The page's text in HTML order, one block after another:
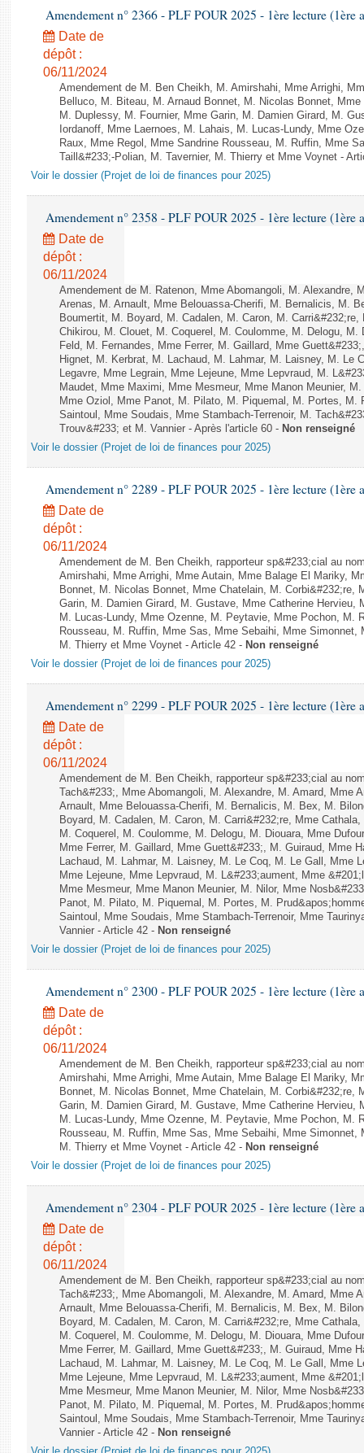
Amendement n° 2366 - PLF POUR 2025 - 1ère lecture (1ère
Date de
dépôt :
06/11/2024
Amendement de M. Ben Cheikh, M. Amirshahi, Mme Arrighi,
Belluco, M. Biteau, M. Arnaud Bonnet, M. Nicolas Bonnet,
M. Duplessy, M. Fournier, Mme Garin, M. Damien Girard, M.
Iordanoff, Mme Laernoes, M. Lahais, M. Lucas-Lundy, Mme
Raux, Mme Regol, Mme Sandrine Rousseau, M. Ruffin, Mme
Taill&#233;-Polian, M. Tavernier, M. Thierry et Mme Voynet -
Voir le dossier (Projet de loi de finances pour 2025)
Amendement n° 2358 - PLF POUR 2025 - 1ère lecture (1ère
Date de
dépôt :
06/11/2024
Amendement de M. Ratenon, Mme Abomangoli, M. Alexandre,
Arenas, M. Arnault, Mme Belouassa-Cherifi, M. Bernalicis, M.
Boumertit, M. Boyard, M. Cadalen, M. Caron, M.
Chikirou, M. Clouet, M. Coquerel, M. Coulomme, M. Delogu, M.
Feld, M. Fernandes, Mme Ferrer, M. Gaillard, Mme
Hignet, M. Kerbrat, M. Lachaud, M. Lahmar, M. Laisney, M. Le
Legavre, Mme Legrain, Mme Lejeune, Mme Lepvraud, M.
Maudet, Mme Maximi, Mme Mesmeur, Mme Manon Meunier,
Mme Oziol, Mme Panot, M. Pilato, M. Piquemal, M. Portes, M.
Saintoul, Mme Soudais, Mme Stambach-Terrenoir, M.
Trouv&#233; et M. Vannier - Après l'article 60 - Non renseigné
Voir le dossier (Projet de loi de finances pour 2025)
Amendement n° 2289 - PLF POUR 2025 - 1ère lecture (1ère
Date de
dépôt :
06/11/2024
Amendement de M. Ben Cheikh, rapporteur sp&#233;cial au
Amirshahi, Mme Arrighi, Mme Autain, Mme Balage El Mariky,
Bonnet, M. Nicolas Bonnet, Mme Chatelain, M. Corbi&#232;re,
Garin, M. Damien Girard, M. Gustave, Mme Catherine Hervieu,
M. Lucas-Lundy, Mme Ozenne, M. Peytavie, Mme Pochon, M.
Rousseau, M. Ruffin, Mme Sas, Mme Sebaihi, Mme Simonnet,
M. Thierry et Mme Voynet - Article 42 - Non renseigné
Voir le dossier (Projet de loi de finances pour 2025)
Amendement n° 2299 - PLF POUR 2025 - 1ère lecture (1ère
Date de
dépôt :
06/11/2024
Amendement de M. Ben Cheikh, rapporteur sp&#233;cial au
Tach&#233;, Mme Abomangoli, M. Alexandre, M. Amard, Mme
Arnault, Mme Belouassa-Cherifi, M. Bernalicis, M. Bex, M.
Boyard, M. Cadalen, M. Caron, M. Carri&#232;re, Mme
M. Coquerel, M. Coulomme, M. Delogu, M. Diouara, Mme
Mme Ferrer, M. Gaillard, Mme Guett&#233;, M. Guiraud, Mme
Lachaud, M. Lahmar, M. Laisney, M. Le Coq, M. Le Gall, Mme
Mme Lejeune, Mme Lepvraud, M. L&#233;aument, Mme
Mme Mesmeur, Mme Manon Meunier, M. Nilor, Mme
Panot, M. Pilato, M. Piquemal, M. Portes, M.
Saintoul, Mme Soudais, Mme Stambach-Terrenoir, Mme
Vannier - Article 42 - Non renseigné
Voir le dossier (Projet de loi de finances pour 2025)
Amendement n° 2300 - PLF POUR 2025 - 1ère lecture (1ère
Date de
dépôt :
06/11/2024
Amendement de M. Ben Cheikh, rapporteur sp&#233;cial au
Amirshahi, Mme Arrighi, Mme Autain, Mme Balage El Mariky,
Bonnet, M. Nicolas Bonnet, Mme Chatelain, M. Corbi&#232;re,
Garin, M. Damien Girard, M. Gustave, Mme Catherine Hervieu,
M. Lucas-Lundy, Mme Ozenne, M. Peytavie, Mme Pochon, M.
Rousseau, M. Ruffin, Mme Sas, Mme Sebaihi, Mme Simonnet,
M. Thierry et Mme Voynet - Article 42 - Non renseigné
Voir le dossier (Projet de loi de finances pour 2025)
Amendement n° 2304 - PLF POUR 2025 - 1ère lecture (1ère
Date de
dépôt :
06/11/2024
Amendement de M. Ben Cheikh, rapporteur sp&#233;cial au
Tach&#233;, Mme Abomangoli, M. Alexandre, M. Amard, Mme
Arnault, Mme Belouassa-Cherifi, M. Bernalicis, M. Bex, M.
Boyard, M. Cadalen, M. Caron, M. Carri&#232;re, Mme
M. Coquerel, M. Coulomme, M. Delogu, M. Diouara, Mme
Mme Ferrer, M. Gaillard, Mme Guett&#233;, M. Guiraud, Mme
Lachaud, M. Lahmar, M. Laisney, M. Le Coq, M. Le Gall, Mme
Mme Lejeune, Mme Lepvraud, M. L&#233;aument, Mme
Mme Mesmeur, Mme Manon Meunier, M. Nilor, Mme
Panot, M. Pilato, M. Piquemal, M. Portes, M.
Saintoul, Mme Soudais, Mme Stambach-Terrenoir, Mme
Vannier - Article 42 - Non renseigné